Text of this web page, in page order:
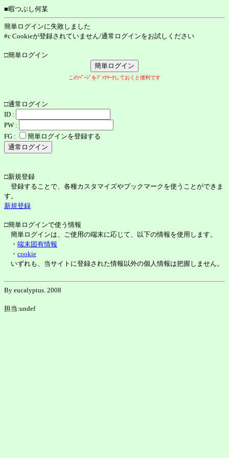
■暇つぶし何某
簡単ログインに失敗しました
#c Cookieが登録されていません/通常ログインをお試しください
□簡単ログイン
このﾍﾟｰｼﾞをﾌﾞｯｸﾏｰｸしておくと便利です
□通常ログイン
ID :
PW :
FG :
簡単ログインを登録する
□新規登録
登録することで、各種カスタマイズやブックマークを使うことができま
す。
新規登録
□簡単ログインで使う情報
簡単ログインは、ご使用の端末に応じて、以下の情報を使用します。
・ 端末固有情報
・ cookie
いずれも、当サイトに登録された情報以外の個人情報は把握しません。
By eucalyptus. 2008
担当:undef